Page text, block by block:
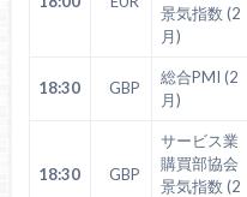
景気指数 (2
月)
18:30 GBP
総合PMI (2
月)
18:30 GBP
サービス業
購買部協会
景気指数 (2